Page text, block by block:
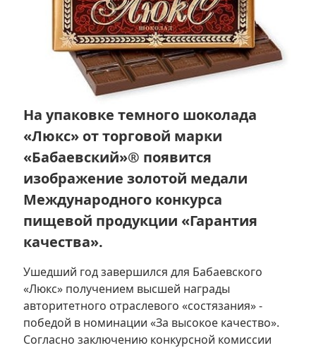
На упаковке темного шоколада
«Люкс» от торговой марки
«Бабаевский»® появится
изображение золотой медали
Международного конкурса
пищевой продукции «Гарантия
качества».
Ушедший год завершился для Бабаевского
«Люкс» получением высшей награды
авторитетного отраслевого «состязания» -
победой в номинации «За высокое качество».
Согласно заключению конкурсной комиссии